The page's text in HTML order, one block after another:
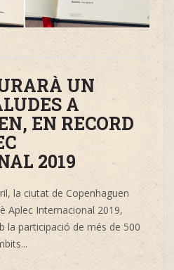
UN
A
EN RECORD
2019
la ciutat de Copenhaguen
Aplec Internacional 2019,
la participació de més de 500